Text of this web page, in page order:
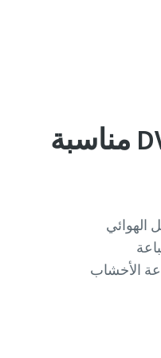
تُعد مضخة التفريغ ذات الريشة الدوارة الجافة DVS مناسبة
الهوائي
الأخشاب